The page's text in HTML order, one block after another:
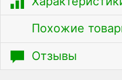
Похожие
Отзывы